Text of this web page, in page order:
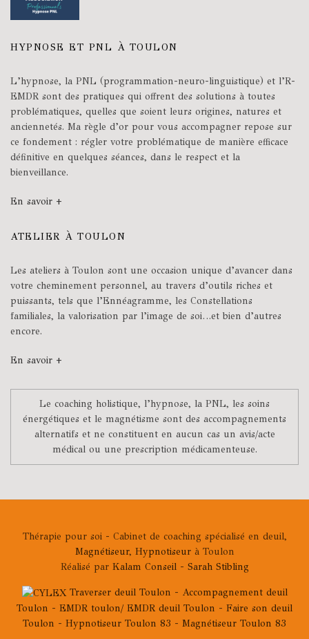
HYPNOSE ET PNL À TOULON
L’hypnose, la PNL (programmation-neuro-linguistique) et l’R-
EMDR sont des pratiques qui offrent des solutions à toutes
problématiques, quelles que soient leurs origines, natures et
anciennetés. Ma règle d’or pour vous accompagner repose sur
ce fondement : régler votre problématique de manière efficace
définitive en quelques séances, dans le respect et la
bienveillance.
En savoir +
ATELIER À TOULON
Les ateliers à Toulon sont une occasion unique d’avancer dans
votre cheminement personnel, au travers d’outils riches et
puissants, tels que l’Ennéagramme, les Constellations
familiales, la valorisation par l’image de soi…et bien d’autres
encore.
En savoir +
Le coaching holistique, l’hypnose, la PNL, les soins
énergétiques et le magnétisme sont des accompagnements
alternatifs et ne constituent en aucun cas un avis/acte
médical ou une prescription médicamenteuse.
Thérapie pour soi - Cabinet de coaching spécialisé en deuil,
Magnétiseur, Hypnotiseurà Toulon
Réalisé par Kalam Conseil - Sarah Stibling
Traverser deuil Toulon - Accompagnement deuil
Toulon - EMDR toulon/ EMDR deuil Toulon - Faire son deuil
Toulon - Hypnotiseur Toulon 83 - Magnétiseur Toulon 83